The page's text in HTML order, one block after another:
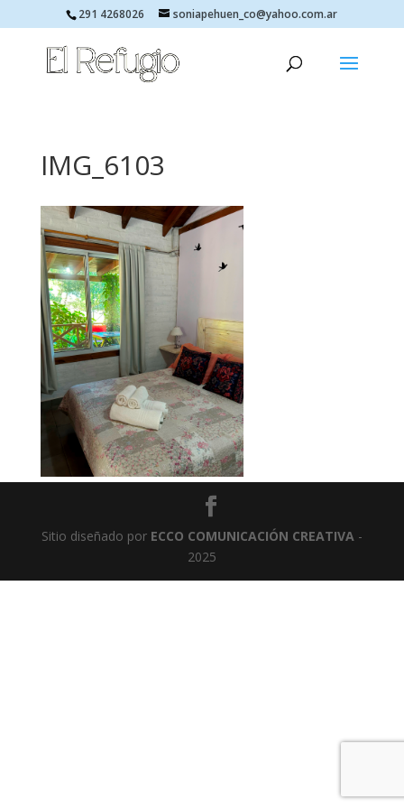
291 4268026 soniapehuen_co@yahoo.com.ar
IMG_6103
Sitio diseñado por ECCO COMUNICACIÓN CREATIVA-
2025